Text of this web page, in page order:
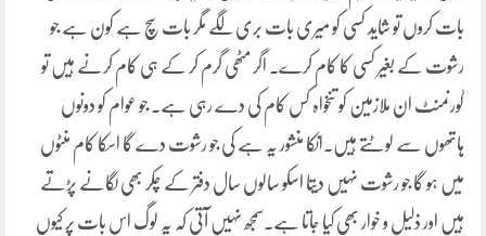
بات کروں تو شاید کسی کو میری بات بری لگے مگر بات سچ ہے کون ہے جو
رشوت کے بغیر کسی کا کام کرے۔ اگر مٹھی گرم کر کے ہی کام کرنے ہیں تو
گورنمنٹ ان ملازمین کو تنخواہ کس کام کی دے رہی ہے۔ جو عوام کو دونوں
ہاتھوں سے لوٹتے ہیں۔انکا منشور یہ ہے کی جو رشوت دے گا اسکا کام منٹوں
میں ہو گا جو رشوت نہیں دیتا اسکو سالوں سال دفتر کے چکر بھی لگانے پڑتے
ہیں اور ذلیل و خوار بھی کیا جاتا ہے۔سمجھ نہیں آتی کہ یہ لوگ اس بات پر کیوں